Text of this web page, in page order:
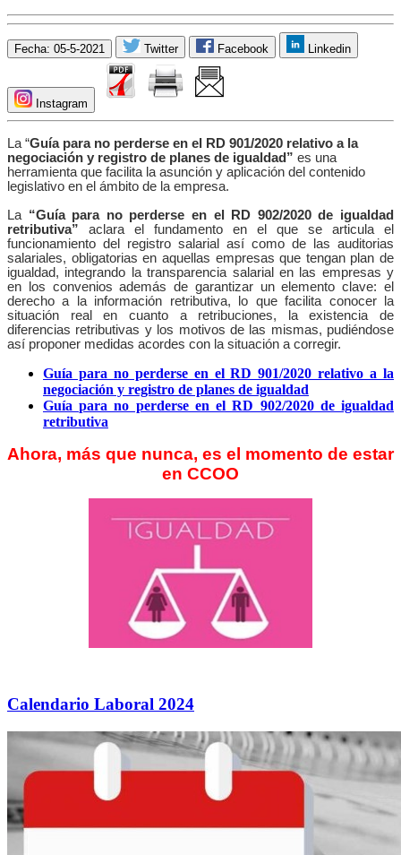
Fecha: 05-5-2021 Twitter Facebook Linkedin
Instagram
La “Guía para no perderse en el RD 901/2020 relativo a la
negociación y registro de planes de igualdad” es una
herramienta que facilita la asunción y aplicación del contenido
legislativo en el ámbito de la empresa.
La “Guía para no perderse en el RD 902/2020 de igualdad
retributiva” aclara el fundamento en el que se articula el
funcionamiento del registro salarial así como de las auditorias
salariales, obligatorias en aquellas empresas que tengan plan de
igualdad, integrando la transparencia salarial en las empresas y
en los convenios además de garantizar un elemento clave: el
derecho a la información retributiva, lo que facilita conocer la
situación real en cuanto a retribuciones, la existencia de
diferencias retributivas y los motivos de las mismas, pudiéndose
así proponer medidas acordes con la situación a corregir.
Guía para no perderse en el RD 901/2020 relativo a la
negociación y registro de planes de igualdad
Guía para no perderse en el RD 902/2020 de igualdad
retributiva
Ahora, más que nunca, es el momento de estar
en CCOO
Calendario Laboral 2024